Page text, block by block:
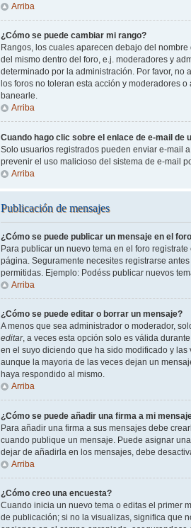
Arriba
¿Cómo se puede cambiar mi rango?
Rangos, los cuales aparecen debajo del
del mismo dentro del foro, e.j. moderadores y
determinado por la administración. Por favor,
los foros no toleran esta acción y moderadores
banearle.
Arriba
Cuando hago clic sobre el enlace de e-mail de
Solo usuarios registrados pueden enviar e-mail
prevenir el uso malicioso del sistema de e-mail
Arriba
Publicación de mensajes
¿Cómo se puede publicar un mensaje en el
Para publicar un nuevo tema en el foro
página. Seguramente necesites registrarse
permitidas. Ejemplo: Podéss publicar nuevos
Arriba
¿Cómo se puede editar o borrar un mensaje?
A menos que sea administrador o moderador,
editar, a veces esta opción solo es válida
en el suyo diciendo que ha sido modificado y
aunque la mayoria de las veces dejan un
haya respondido al mismo.
Arriba
¿Cómo se puede añadir una firma a mi
Para añadir una firma a sus mensajes debe
cuando publique un mensaje. Puede asignar
dejar de añadirla en los mensajes, debe
Arriba
¿Cómo creo una encuesta?
Cuando inicia un nuevo tema o editas el primer
de publicación; si no la visualizas, significa que